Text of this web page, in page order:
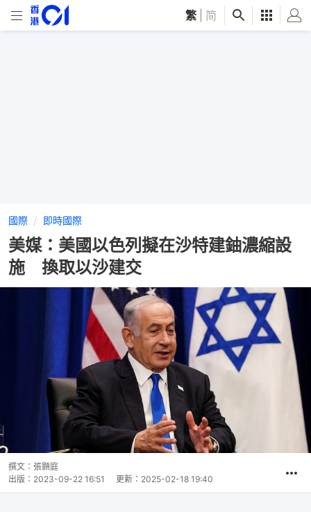
繁 简
國際 即時國際
美媒：美國以色列擬在沙特建鈾濃縮設
施 換取以沙建交
撰文： 張顥庭
出版： 2023-09-22 16:51 更新： 2025-02-18 19:40